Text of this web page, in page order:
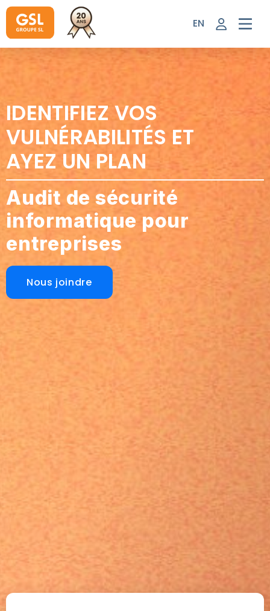
Aller
au
contenu
EN
IDENTIFIEZ VOS
VULNÉRABILITÉS ET
AYEZ UN PLAN
Audit de sécurité
informatique pour
entreprises
Nous joindre